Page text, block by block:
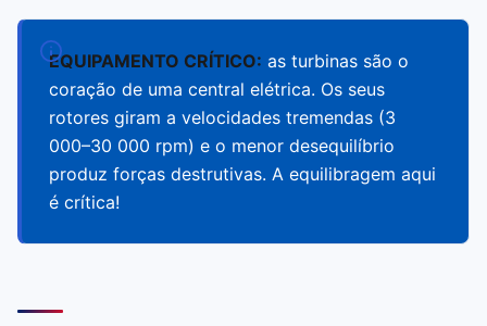
EQUIPAMENTO CRÍTICO: as turbinas são o
coração de uma central elétrica. Os seus
rotores giram a velocidades tremendas (3
000–30 000 rpm) e o menor desequilíbrio
produz forças destrutivas. A equilibragem aqui
é crítica!